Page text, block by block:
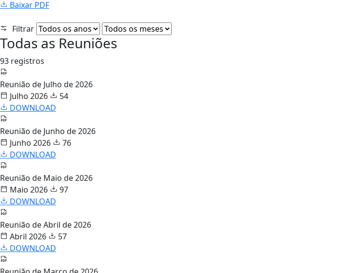
Baixar PDF
Filtrar
Todas as Reuniões
93 registros
Reunião de Julho de 2026
Julho 2026
54
DOWNLOAD
Reunião de Junho de 2026
Junho 2026
76
DOWNLOAD
Reunião de Maio de 2026
Maio 2026
97
DOWNLOAD
Reunião de Abril de 2026
Abril 2026
57
DOWNLOAD